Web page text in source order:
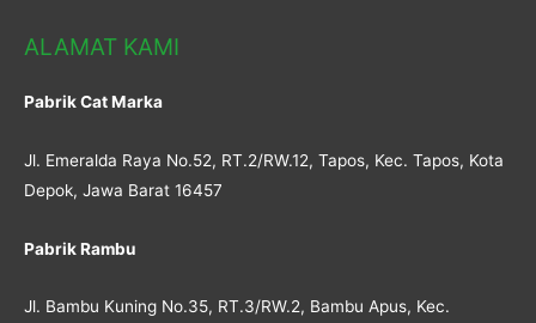
ALAMAT KAMI
Pabrik Cat Marka
Jl. Emeralda Raya No.52, RT.2/RW.12, Tapos, Kec. Tapos, Kota
Depok, Jawa Barat 16457
Pabrik Rambu
Jl. Bambu Kuning No.35, RT.3/RW.2, Bambu Apus, Kec.